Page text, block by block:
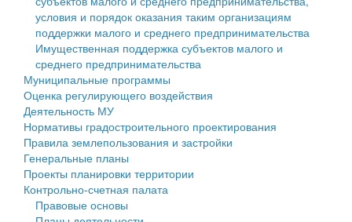
Оценка регулирующего воздействия
Деятельность МУ
Нормативы градостроительного проектирования
Правила землепользования и застройки
Генеральные планы
Проекты планировки территории
Собрание депутатов
условия и порядок оказания таким организациям
поддержки малого и среднего предпринимательства
Имущественная поддержка субъектов малого и
среднего предпринимательства
Муниципальные программы
Оценка регулирующего воздействия
Деятельность МУ
Нормативы градостроительного проектирования
Правила землепользования и застройки
Генеральные планы
Проекты планировки территории
Контрольно-счетная палата
Правовые основы